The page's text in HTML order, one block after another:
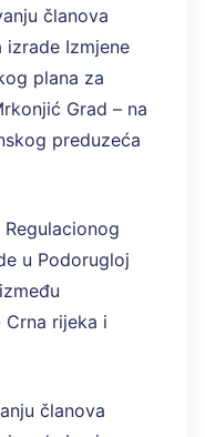
članova
izrade Izmjene
plana za
Grad – na
preduzeća
u Podorugloj
rijeka i
članova